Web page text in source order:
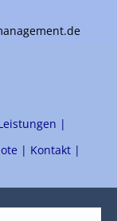
|
| Kontakt |